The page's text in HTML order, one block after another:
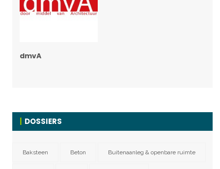
dmvA
DOSSIERS
Baksteen Beton Buitenaanleg & openbare ruimte